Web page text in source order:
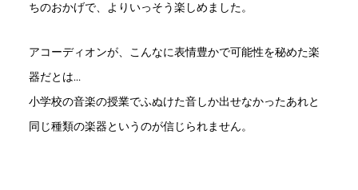
ちのおかげで、よりいっそう楽しめました。
アコーディオンが、こんなに表情豊かで可能性を秘めた楽
器だとは…
小学校の音楽の授業でふぬけた音しか出せなかったあれと
同じ種類の楽器というのが信じられません。